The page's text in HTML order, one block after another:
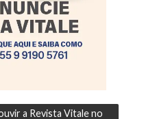
a Revista Vitale no